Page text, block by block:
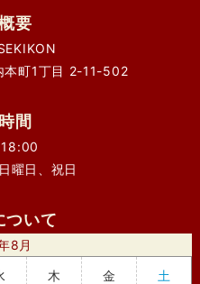
要
本町1丁目 2-11-502
間
曜日、祝日
ついて
8月
木 金 土